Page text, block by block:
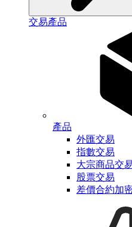
交易產品
產品
外匯交易
指數交易
大宗商品交
股票交易
差價合約加